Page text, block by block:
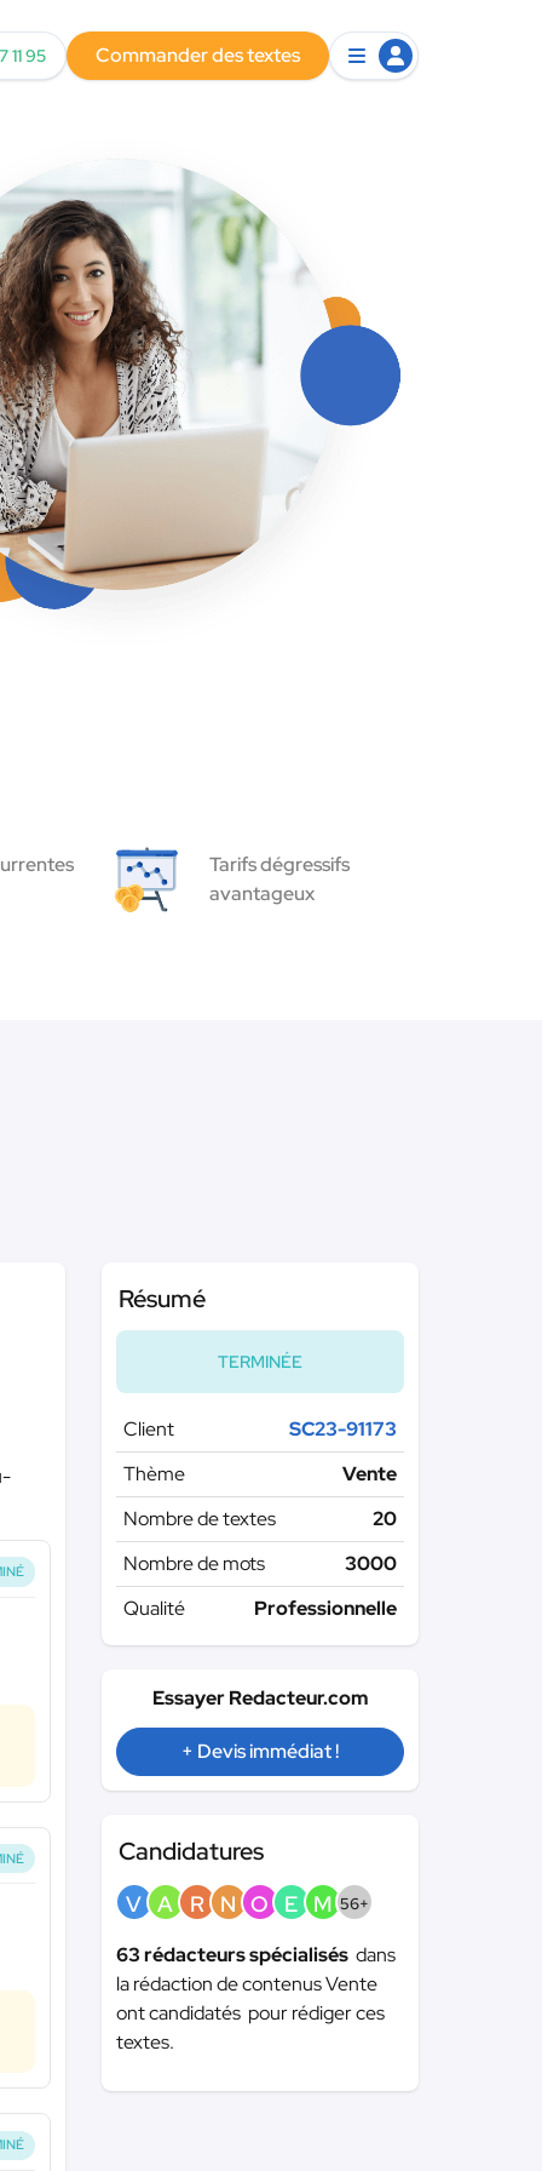
11 95 Commander des textes
Tarifs dégressifs
avantageux
Résumé
TERMINÉE
Client
SC23-91173
Thème
Vente
Nombre de textes
20
Nombre de mots
3000
Qualité
Professionnelle
Essayer Redacteur.com
+ Devis immédiat !
Candidatures
V A R N O E M 56+
63 rédacteurs spécialisés dans
la rédaction de contenus Vente
ont candidatés pour rédiger ces
textes.